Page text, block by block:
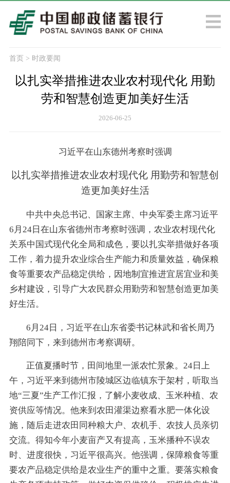
首页> 时政要闻
以扎实举措推进农业农村现代化 用勤
劳和智慧创造更加美好生活
2026-06-25
习近平在山东德州考察时强调
以扎实举措推进农业农村现代化 用勤劳和智慧创
造更加美好生活
中共中央总书记、国家主席、中央军委主席习近平
6月24日在山东省德州市考察时强调，农业农村现代化
关系中国式现代化全局和成色，要以扎实举措做好各项
工作，着力提升农业综合生产能力和质量效益，确保粮
食等重要农产品稳定供给，因地制宜推进宜居宜业和美
乡村建设，引导广大农民群众用勤劳和智慧创造更加美
好生活。
6月24日，习近平在山东省委书记林武和省长周乃
翔陪同下，来到德州市考察调研。
正值夏播时节，田间地里一派农忙景象。24日上
午，习近平来到德州市陵城区边临镇东于架村，听取当
地“三夏”生产工作汇报，了解小麦收成、玉米种植、农
资供应等情况。他来到农田灌渠边察看水肥一体化设
施，随后走进农田同种粮大户、农机手、农技人员亲切
交流。得知今年小麦亩产又有提高，玉米播种不误农
时、进度很快，习近平很高兴。他强调，保障粮食等重
要农产品稳定供给是农业生产的重中之重。要落实粮食